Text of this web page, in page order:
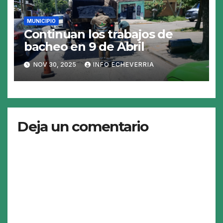
MUNICIPIO
Continuan los trabajos de
bacheo en 9 de Abril
NOV 30, 2025 INFO ECHEVERRIA
Deja un comentario